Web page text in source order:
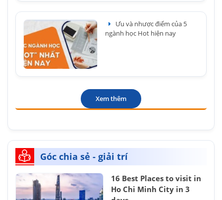
Ưu và nhược điểm của 5
ngành học Hot hiện nay
Xem thêm
Góc chia sẻ - giải trí
16 Best Places to visit in
Ho Chi Minh City in 3